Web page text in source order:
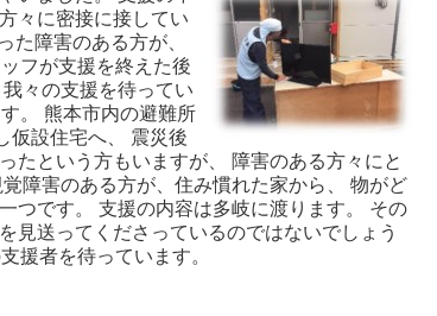
々に密接に接してい
た障害のある方が、
フが支援を終えた後
々の支援を待ってい
。 熊本市内の避難所
仮設住宅へ、 震災後
たという方もいますが、 障害のある方々にと
障害のある方が、住み慣れた家から、 物がど
つです。 支援の内容は多岐に渡ります。 その
見送ってくださっているのではないでしょう
援者を待っています。